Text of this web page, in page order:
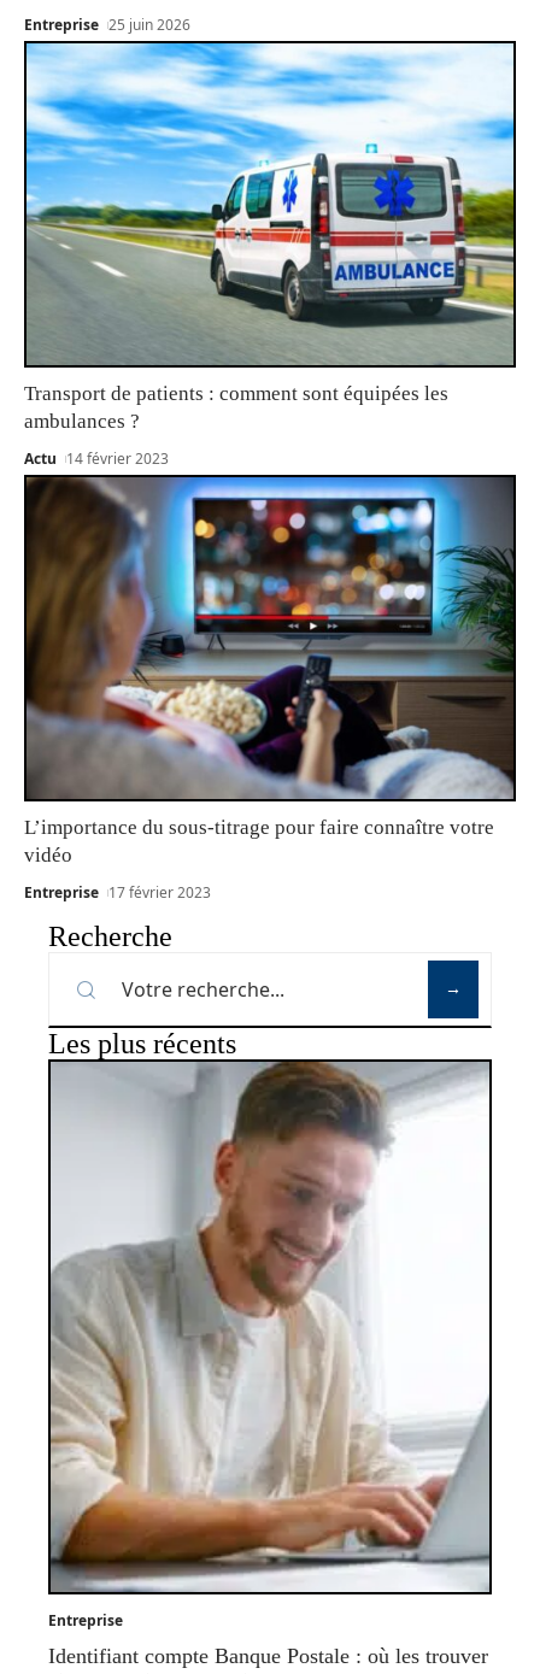
Entreprise 25 juin 2026
Transport de patients : comment sont équipées les
ambulances ?
Actu 14 février 2023
L’importance du sous-titrage pour faire connaître votre
vidéo
Entreprise 17 février 2023
Recherche
Les plus récents
Entreprise
Identifiant compte Banque Postale : où les trouver